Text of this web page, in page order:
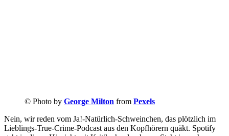
© Photo by George Milton from Pexels
Nein, wir reden vom Ja!-Natürlich-Schweinchen, das plötzlich im
Lieblings-True-Crime-Podcast aus den Kopfhörern quäkt. Spotify